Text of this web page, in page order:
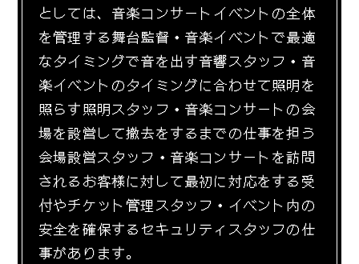
としては、音楽コンサートイベントの全体
を管理する舞台監督・音楽イベントで最適
なタイミングで音を出す音響スタッフ・音
楽イベントのタイミングに合わせて照明を
照らす照明スタッフ・音楽コンサートの会
場を設営して撤去をするまでの仕事を担う
会場設営スタッフ・音楽コンサートを訪問
されるお客様に対して最初に対応をする受
付やチケット管理スタッフ・イベント内の
安全を確保するセキュリティスタッフの仕
事があります。